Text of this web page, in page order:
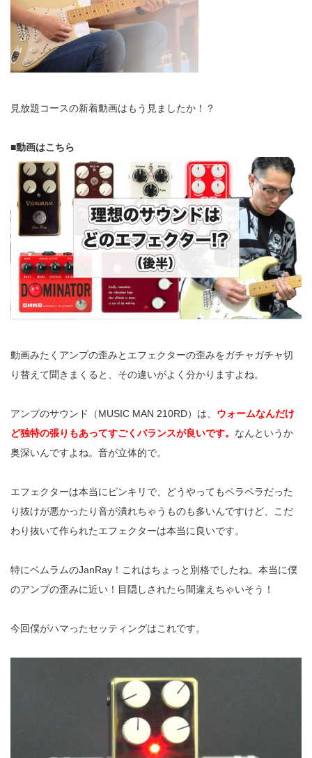
見放題コースの新着動画はもう見ましたか！？
■動画はこちら
動画みたくアンプの歪みとエフェクターの歪みをガチャガチャ切
り替えて聞きまくると、その違いがよく分かりますよね。
アンプのサウンド（MUSIC MAN 210RD）は、 ウォームなんだけ
ど独特の張りもあってすごくバランスが良いです。 なんというか
奥深いんですよね。音が立体的で。
エフェクターは本当にピンキリで、どうやってもペラペラだった
り抜けが悪かったり音が潰れちゃうものも多いんですけど、こだ
わり抜いて作られたエフェクターは本当に良いです。
特にベムラムのJanRay！これはちょっと別格でしたね。本当に僕
のアンプの歪みに近い！目隠しされたら間違えちゃいそう！
今回僕がハマったセッティングはこれです。